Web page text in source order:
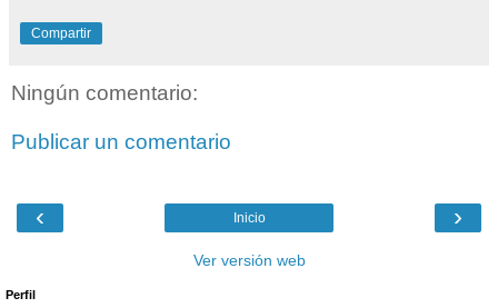
Compartir
Ningún comentario:
Publicar un comentario
‹ ›
Inicio
Ver versión web
Perfil